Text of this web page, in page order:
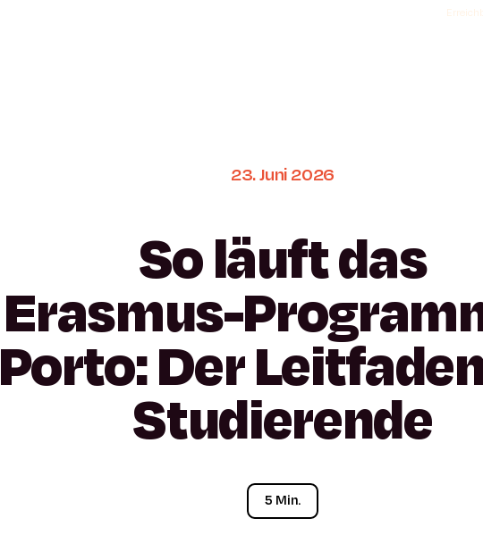
23.Juni2026
Soläuftdas
Erasmus-
Porto:Der
Studierende
5 Min.